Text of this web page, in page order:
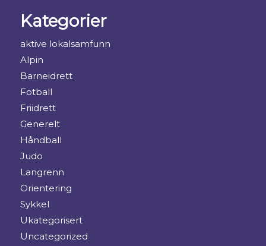
Kategorier
aktive lokalsamfunn
Alpin
Barneidrett
Fotball
Friidrett
Generelt
Håndball
Judo
Langrenn
Orientering
Sykkel
Ukategorisert
Uncategorized